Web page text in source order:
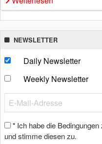
NEWSLETTER
Daily Newsletter
Weekly Newsletter
* Ich habe die
und stimme diesen zu.